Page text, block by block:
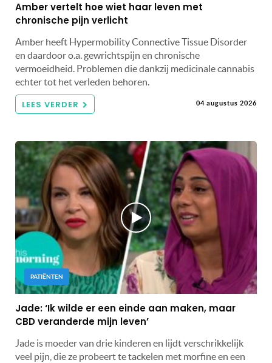
Amber vertelt hoe wiet haar leven met
chronische pijn verlicht
Amber heeft Hypermobility Connective Tissue Disorder
en daardoor o.a. gewrichtspijn en chronische
vermoeidheid. Problemen die dankzij medicinale cannabis
echter tot het verleden behoren.
LEES VERDER 04 augustus 2026
PATIËNTEN
Jade: ‘Ik wilde er een einde aan maken, maar
CBD veranderde mijn leven’
Jade is moeder van drie kinderen en lijdt verschrikkelijk
veel pijn, die ze probeert te tackelen met morfine en een